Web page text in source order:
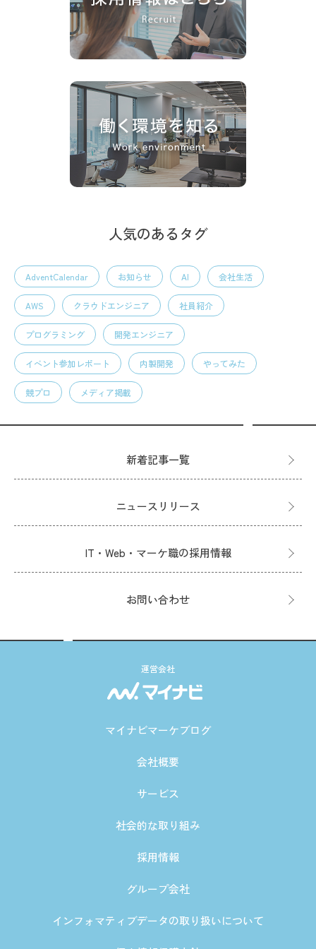
人気のあるタグ
AdventCalendar お知らせ AI 会社生活
AWS クラウドエンジニア 社員紹介
プログラミング 開発エンジニア
イベント参加レポート 内製開発 やってみた
競プロ メディア掲載
新着記事一覧
ニュースリリース
IT・Web・マーケ職の採用情報
お問い合わせ
運営会社
マイナビマーケブログ
会社概要
サービス
社会的な取り組み
採用情報
グループ会社
インフォマティブデータの取り扱いについて